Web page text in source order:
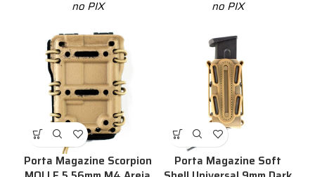
no PIX no PIX
Porta Magazine Scorpion
Porta Magazine Soft